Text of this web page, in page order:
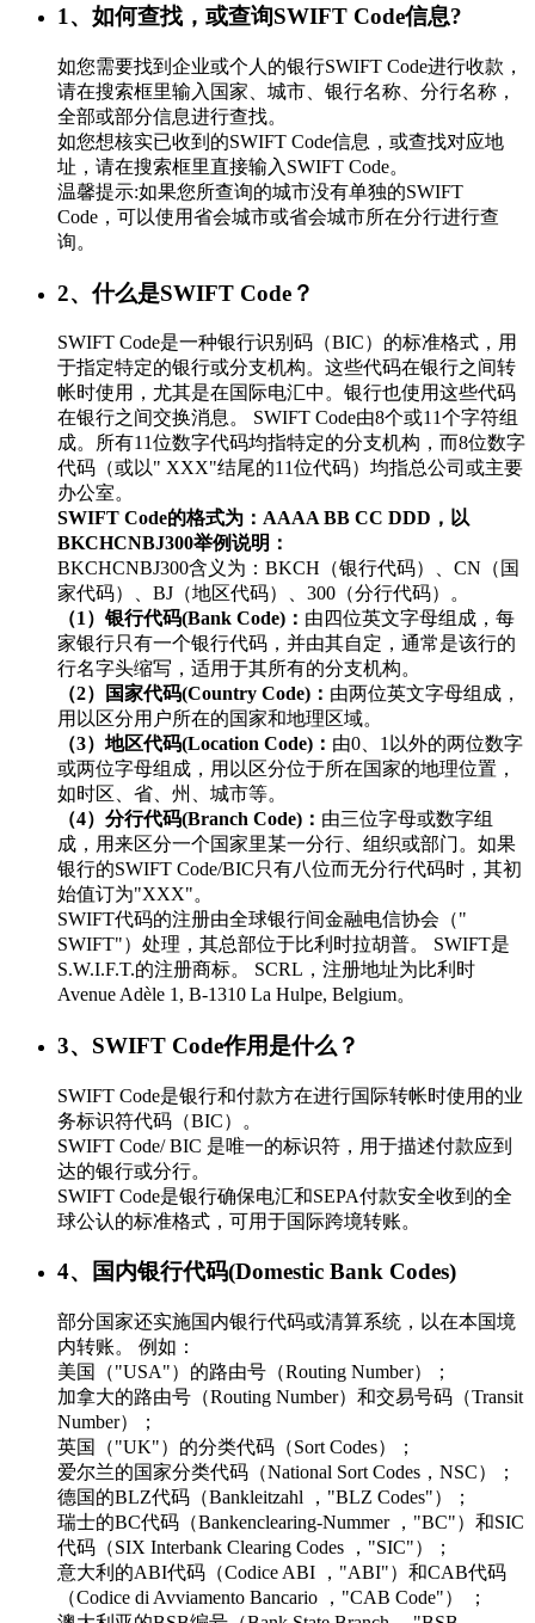
1、如何查找，或查询SWIFT Code信息?
如您需要找到企业或个人的银行SWIFT Code进行收款，
请在搜索框里输入国家、城市、银行名称、分行名称，
全部或部分信息进行查找。
如您想核实已收到的SWIFT Code信息，或查找对应地
址，请在搜索框里直接输入SWIFT Code。
温馨提示:如果您所查询的城市没有单独的SWIFT
Code，可以使用省会城市或省会城市所在分行进行查
询。
2、什么是SWIFT Code？
SWIFT Code是一种银行识别码（BIC）的标准格式，用
于指定特定的银行或分支机构。这些代码在银行之间转
帐时使用，尤其是在国际电汇中。银行也使用这些代码
在银行之间交换消息。 SWIFT Code由8个或11个字符组
成。所有11位数字代码均指特定的分支机构，而8位数字
代码（或以" XXX"结尾的11位代码）均指总公司或主要
办公室。
SWIFT Code的格式为：AAAA BB CC DDD，以
BKCHCNBJ300举例说明：
BKCHCNBJ300含义为：BKCH（银行代码）、CN（国
家代码）、BJ（地区代码）、300（分行代码）。
（1）银行代码(Bank Code)： 由四位英文字母组成，每
家银行只有一个银行代码，并由其自定，通常是该行的
行名字头缩写，适用于其所有的分支机构。
（2）国家代码(Country Code)： 由两位英文字母组成，
用以区分用户所在的国家和地理区域。
（3）地区代码(Location Code)： 由0、1以外的两位数字
或两位字母组成，用以区分位于所在国家的地理位置，
如时区、省、州、城市等。
（4）分行代码(Branch Code)： 由三位字母或数字组
成，用来区分一个国家里某一分行、组织或部门。如果
银行的SWIFT Code/BIC只有八位而无分行代码时，其初
始值订为"XXX"。
SWIFT代码的注册由全球银行间金融电信协会（"
SWIFT"）处理，其总部位于比利时拉胡普。 SWIFT是
S.W.I.F.T.的注册商标。 SCRL，注册地址为比利时
Avenue Adèle 1, B-1310 La Hulpe, Belgium。
3、SWIFT Code作用是什么？
SWIFT Code是银行和付款方在进行国际转帐时使用的业
务标识符代码（BIC）。
SWIFT Code/ BIC 是唯一的标识符，用于描述付款应到
达的银行或分行。
SWIFT Code是银行确保电汇和SEPA付款安全收到的全
球公认的标准格式，可用于国际跨境转账。
4、国内银行代码(Domestic Bank Codes)
部分国家还实施国内银行代码或清算系统，以在本国境
内转账。 例如：
美国（"USA"）的路由号（Routing Number）；
加拿大的路由号（Routing Number）和交易号码（Transit
Number）；
英国（"UK"）的分类代码（Sort Codes）；
爱尔兰的国家分类代码（National Sort Codes，NSC）；
德国的BLZ代码（Bankleitzahl ，"BLZ Codes"）；
瑞士的BC代码（Bankenclearing-Nummer ，"BC"）和SIC
代码（SIX Interbank Clearing Codes ，"SIC"）；
意大利的ABI代码（Codice ABI ，"ABI"）和CAB代码
（Codice di Avviamento Bancario ，"CAB Code"） ；